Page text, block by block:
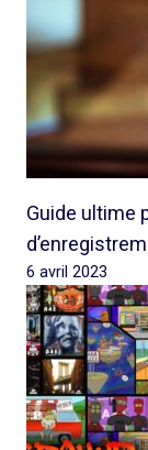
Guide ultime
6 avril 2023